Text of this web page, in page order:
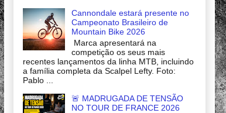
Cannondale estará presente no
Campeonato Brasileiro de
Mountain Bike 2026
Marca apresentará na
competição os seus mais
recentes lançamentos da linha MTB, incluindo
a família completa da Scalpel Lefty. Foto:
Pablo ...
🚨 MADRUGADA DE TENSÃO
NO TOUR DE FRANCE 2026